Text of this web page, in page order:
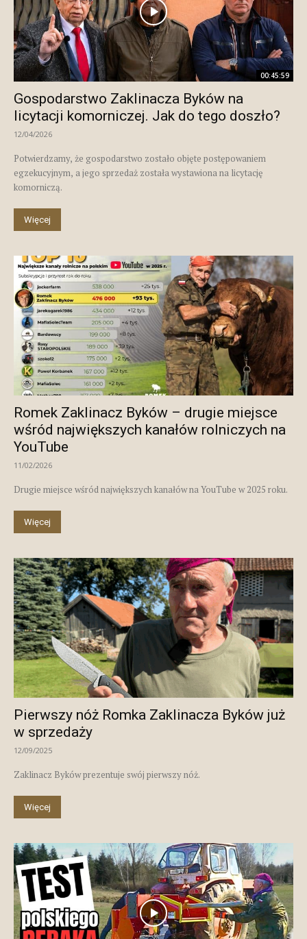
00:45:59
Gospodarstwo Zaklinacza Byków na
licytacji komorniczej. Jak do tego doszło?
12/04/2026
Potwierdzamy, że gospodarstwo zostało objęte postępowaniem
egzekucyjnym, a jego sprzedaż została wystawiona na licytację
komorniczą.
Więcej
Romek Zaklinacz Byków – drugie miejsce
wśród największych kanałów rolniczych na
YouTube
11/02/2026
Drugie miejsce wśród największych kanałów na YouTube w 2025 roku.
Więcej
Pierwszy nóż Romka Zaklinacza Byków już
w sprzedaży
12/09/2025
Zaklinacz Byków prezentuje swój pierwszy nóż.
Więcej